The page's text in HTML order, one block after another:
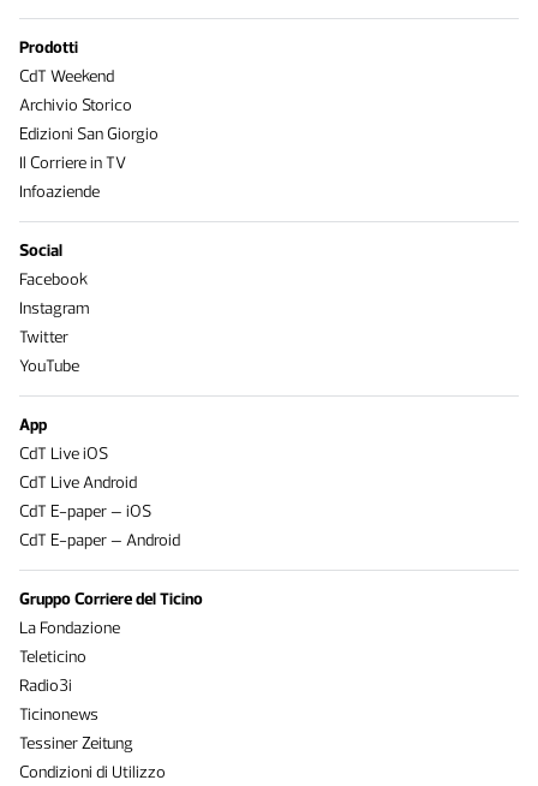
Prodotti
CdT Weekend
Archivio Storico
Edizioni San Giorgio
Il Corriere in TV
Infoaziende
Social
Facebook
Instagram
Twitter
YouTube
App
CdT Live iOS
CdT Live Android
CdT E-paper – iOS
CdT E-paper – Android
Gruppo Corriere del Ticino
La Fondazione
Teleticino
Radio3i
Ticinonews
Tessiner Zeitung
Condizioni di Utilizzo